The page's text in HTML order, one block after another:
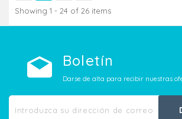
Showing 1 - 24 of 26 items
Boletín
Darse de alta para recibir nuestras